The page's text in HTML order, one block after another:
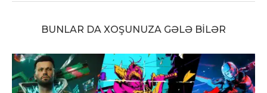
BUNLAR DA XOŞUNUZA GƏLƏ BILƏR